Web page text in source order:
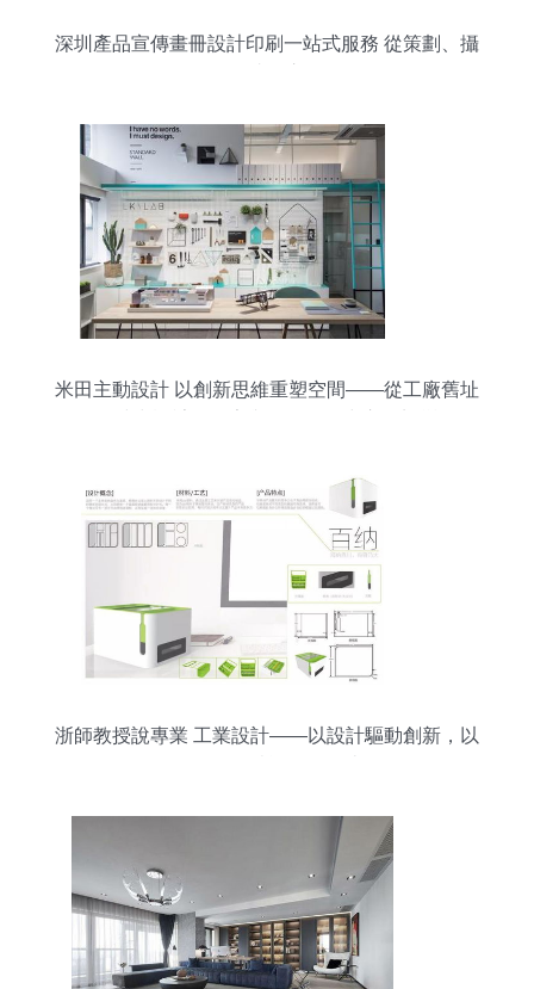
深圳產品宣傳畫冊設計印刷一站式服務 從策劃、攝
米田主動設計 以創新思維重塑空間——從工廠舊址
浙師教授說專業 工業設計——以設計驅動創新，以